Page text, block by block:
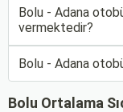
Bolu - Adana
vermektedir?
Bolu - Adana
Bolu Ortalama